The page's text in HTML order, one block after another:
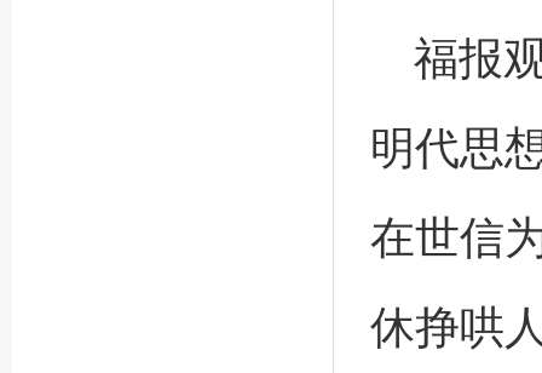
福报
明代思
在世信
休挣哄